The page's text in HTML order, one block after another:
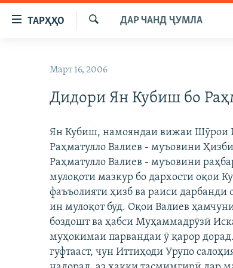
Пайвандҳои
дастрасӣ
ТАРҲҲО
ИҚТИСОД
ҚАЗИЯИ "КРОКУС"
ОСИЁИ МАРКАЗӢ
МЕҲМОНИ ОЗОДӢ
ВАРЗИШ
ГАПИ ОЗОД
РӮЗГОРИ МУҲОҶИР
ТАҲҚИҚОТ
ҶАНГ ДАР УКРАИНА
НАЗАРИ МАРДУМ
БЛОГИСТОН
ОЗОДӢ ОНЛАЙН
ЧАНДРАСОНАӢ
НИГОРИСТОН
РӮЙХАТҲО
КИТОБҲОИ ОЗОДӢ
ДАР ЧАНД ҶУМЛА
Март 16, 2006
Дидори Ян Кубиш бо
Ян Кубиш, намояндаи вижаи Шӯрои
Раҳматулло Валиев - муъовини
Раҳматулло Валиев - муъовини
мулоқоти мазкур бо дархости оқои
фаъъолияти ҳизб ва раиси
ин мулоқот буд. Оқои Валиев
боздошт ва ҳабси Муҳаммадрӯзӣ
муҳокимаи парвандаи ӯ қарор
гуфтааст, чун Иттиҳоди Урупо